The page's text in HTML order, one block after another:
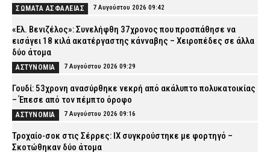
ΣΩΜΑΤΑ ΑΣΦΑΛΕΙΑΣ 7 Αυγούστου 2026 09:42
«Ελ. Βενιζέλος»: Συνελήφθη 37χρονος που προσπάθησε να
εισάγει 18 κιλά ακατέργαστης κάνναβης – Χειροπέδες σε άλλα
δύο άτομα
ΑΣΤΥΝΟΜΙΑ 7 Αυγούστου 2026 09:29
Γουδί: 53χρονη ανασύρθηκε νεκρή από ακάλυπτο πολυκατοικίας
– Έπεσε από τον πέμπτο όροφο
ΑΣΤΥΝΟΜΙΑ 7 Αυγούστου 2026 09:16
Τροχαίο-σοκ στις Σέρρες: ΙΧ συγκρούστηκε με φορτηγό –
Σκοτώθηκαν δύο άτομα